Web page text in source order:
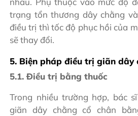
trạng tổn thương dây chằng
điều trị thì tốc độ phục hồi của
sẽ thay đổi.
5. Biện pháp điều trị giãn dây
5.1. Điều trị bằng thuốc
Trong nhiều trường hợp, bác
giãn dây chằng cổ chân